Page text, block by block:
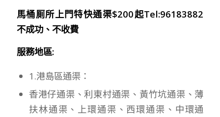
馬桶厠所上門特快通渠$200起Tel:96183882
不成功、不收費
服務地區:
1.港島區通渠：
香港仔通渠、利東村通渠、黃竹坑通渠、薄
扶林通渠、上環通渠、西環通渠、中環通